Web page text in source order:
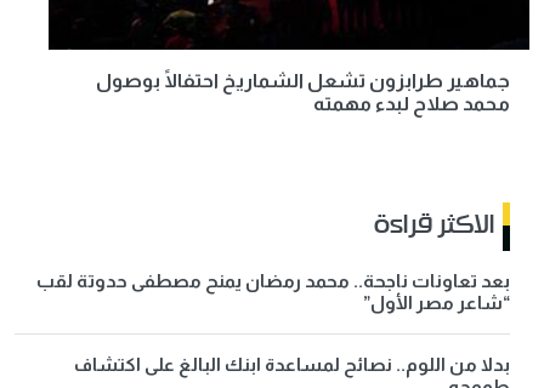
جماهير طرابزون تشعل الشماريخ احتفالًا بوصول
محمد صلاح لبدء مهمته
الاكثر قراءة
بعد تعاونات ناجحة.. محمد رمضان يمنح مصطفى حدوتة لقب
“شاعر مصر الأول”
بدلا من اللوم.. نصائح لمساعدة ابنك البالغ على اكتشاف